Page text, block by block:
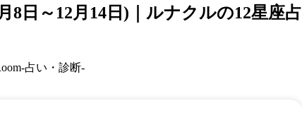
8日～12月14日)｜ルナクルの12星座占
占い・診断-